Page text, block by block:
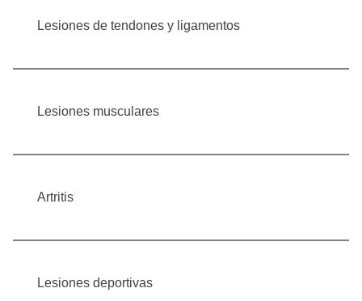
Lesiones de tendones y ligamentos
Lesiones musculares
Artritis
Lesiones deportivas